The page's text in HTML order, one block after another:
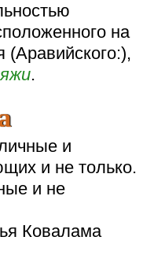
на
(Аравийского:),
.
и
и не только.
и не
Ковалама